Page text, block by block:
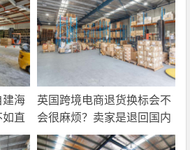
建海
如直
！
英国跨境电商退货换标会不
会很麻烦？卖家是退回国内
还是在海外直接处理？